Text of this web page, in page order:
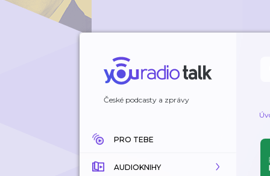
České podcasty a zprávy
PRO TEBE
AUDIOKNIHY